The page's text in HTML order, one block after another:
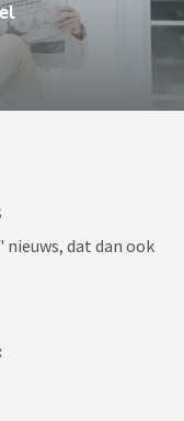
nieuws, dat dan ook
super-mario-
Pokémon